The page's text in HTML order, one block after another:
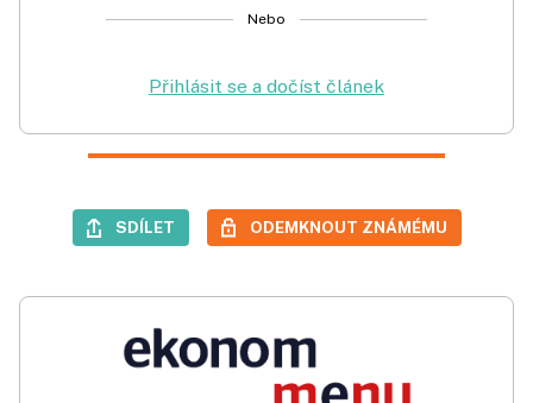
Nebo
Přihlásit se a dočíst článek
SDÍLET ODEMKNOUT ZNÁMÉMU